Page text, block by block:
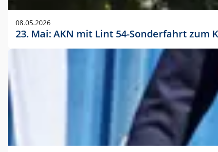
08.05.2026
23. Mai: AKN mit Lint 54-Sonderfahrt